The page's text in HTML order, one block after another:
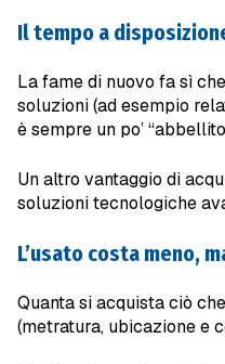
Il tempo a
La fame di nuovo fa sì
soluzioni (ad esempio
è sempre un po’
Un altro vantaggio di
soluzioni tecnologiche
L’usato costa meno,
Quanta si acquista ciò
(metratura, ubicazione e